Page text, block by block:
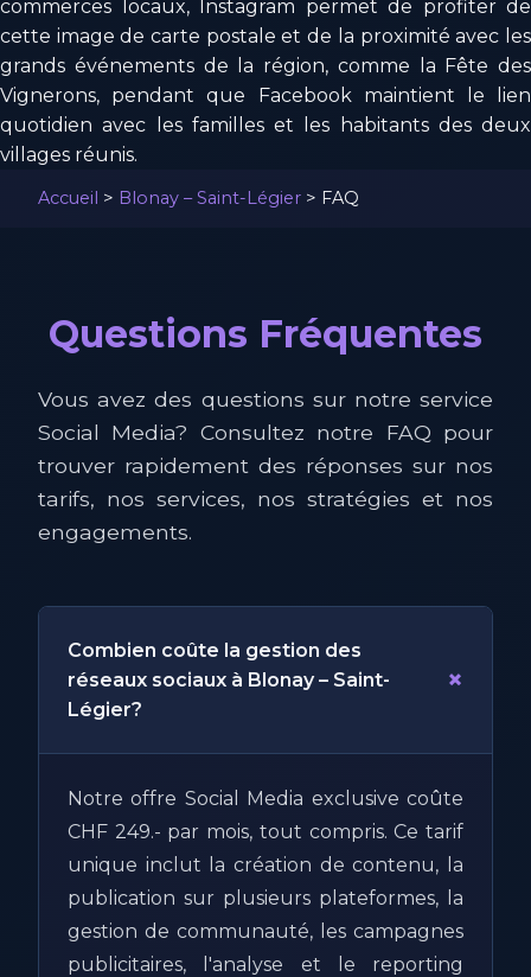
commerces locaux, Instagram permet de profiter de
cette image de carte postale et de la proximité avec les
grands événements de la région, comme la Fête des
Vignerons, pendant que Facebook maintient le lien
quotidien avec les familles et les habitants des deux
villages réunis.
Accueil > Blonay – Saint-Légier > FAQ
Questions Fréquentes
Vous avez des questions sur notre service
Social Media? Consultez notre FAQ pour
trouver rapidement des réponses sur nos
tarifs, nos services, nos stratégies et nos
engagements.
Combien coûte la gestion des
réseaux sociaux à Blonay – Saint-
Légier?
+
Notre offre Social Media exclusive coûte
CHF 249.- par mois, tout compris. Ce tarif
unique inclut la création de contenu, la
publication sur plusieurs plateformes, la
gestion de communauté, les campagnes
publicitaires, l'analyse et le reporting